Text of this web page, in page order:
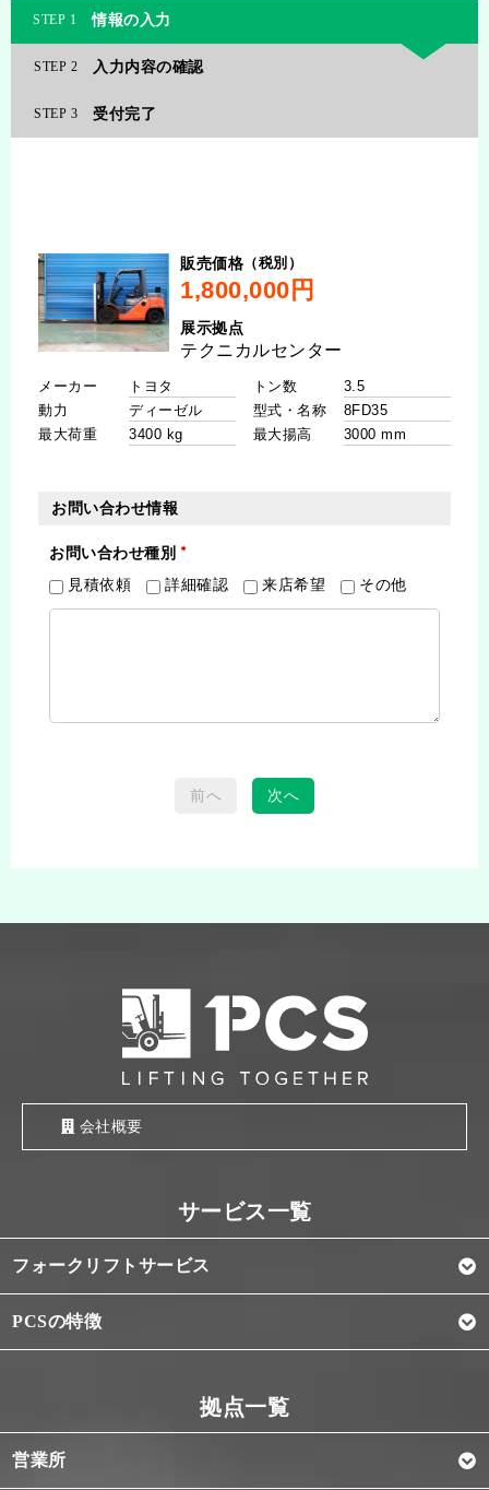
1 情報の入力
2 入力内容の確認
3 受付完了
販売価格 （税別）
展示拠点
メーカー
トン数
動力
型式・名称
最大荷重
最大揚高
お問い合わせ情報
お問い合わせ種別
見積依頼
詳細確認 来店希望 その他
前へ 次へ
会社概要
フォークリフトサービス
PCSの特徴
営業所